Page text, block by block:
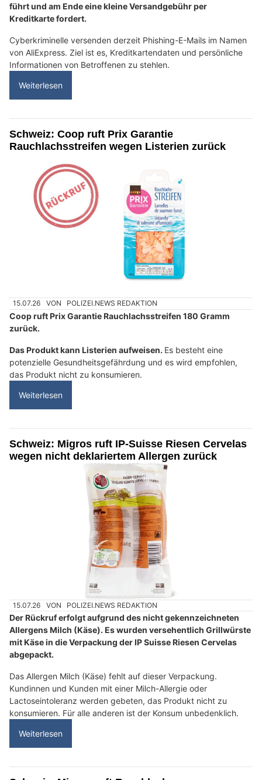
führt und am Ende eine kleine Versandgebühr per
Kreditkarte fordert.
Cyberkriminelle versenden derzeit Phishing-E-Mails im Namen
von AliExpress. Ziel ist es, Kreditkartendaten und persönliche
Informationen von Betroffenen zu stehlen.
Weiterlesen
Schweiz: Coop ruft Prix Garantie
Rauchlachsstreifen wegen Listerien zurück
15.07.26 VON POLIZEI.NEWS REDAKTION
Coop ruft Prix Garantie Rauchlachsstreifen 180 Gramm
zurück.
Das Produkt kann Listerien aufweisen. Es besteht eine
potenzielle Gesundheitsgefährdung und es wird empfohlen,
das Produkt nicht zu konsumieren.
Weiterlesen
Schweiz: Migros ruft IP-Suisse Riesen Cervelas
wegen nicht deklariertem Allergen zurück
15.07.26 VON POLIZEI.NEWS REDAKTION
Der Rückruf erfolgt aufgrund des nicht gekennzeichneten
Allergens Milch (Käse). Es wurden versehentlich Grillwürste
mit Käse in die Verpackung der IP Suisse Riesen Cervelas
abgepackt.
Das Allergen Milch (Käse) fehlt auf dieser Verpackung.
Kundinnen und Kunden mit einer Milch-Allergie oder
Lactoseintoleranz werden gebeten, das Produkt nicht zu
konsumieren. Für alle anderen ist der Konsum unbedenklich.
Weiterlesen